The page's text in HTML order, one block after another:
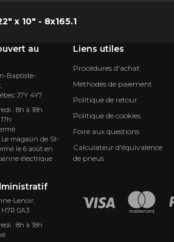
x 10" - 8x165.1
au
Baptiste-
J7Y 4Y7
: 8h à 18h
magasin de St-
le 6 août en
électrique
⁠Lenoir,
0A3
: 8h à 18h
Liens utiles
Procédures d'achat
Méthodes de paiement
Politique de retour
Politique de cookies
Foire aux questions
Calculateur d'équivalence
de pneus